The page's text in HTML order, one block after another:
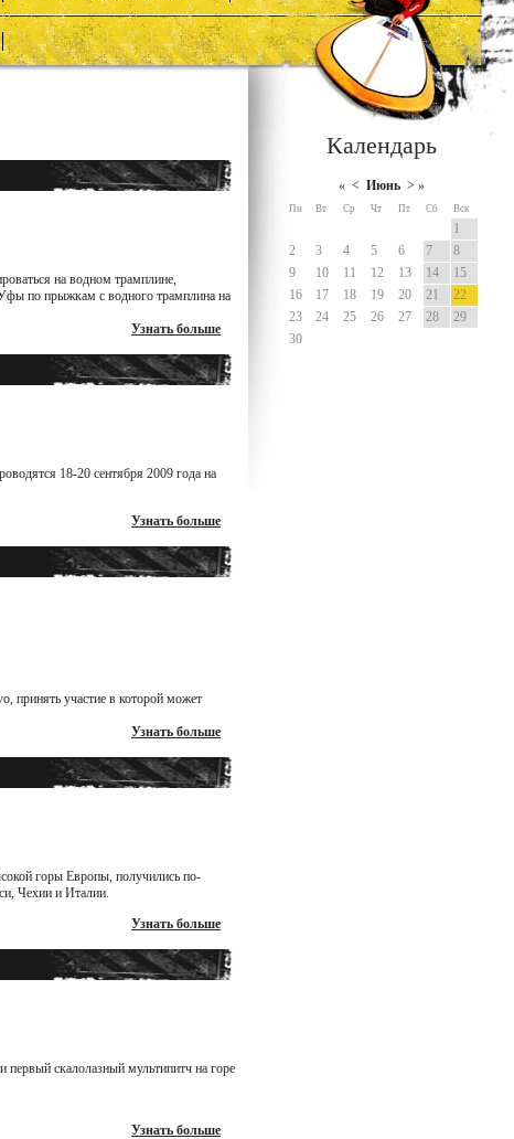
на водном трамплине,
Уфы по прыжкам с водного трамплина на
Узнать больше
18-20 cентября 2009 года на
Узнать больше
принять участие в которой может
Узнать больше
горы Европы, получились по-
Чехии и Италии.
Узнать больше
скалолазный мультипитч на горе
Узнать больше
Календарь